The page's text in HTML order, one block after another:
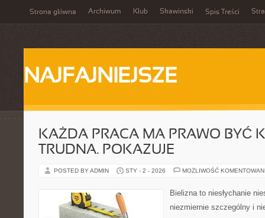
Strona główna Archiwum Klub Skawinski Spis Treści
NAJFAJNIEJSZE
KAŻDA PRACA MA PRAWO BYĆ
TRUDNA. POKAZUJE
POSTED BY ADMIN STY - 2 - 2026 MOŻLIWOŚĆ
Bielizna to niesłychanie
niezmiernie szczególny i